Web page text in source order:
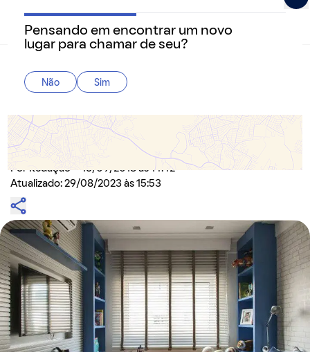
QuintoAndar Guias - Inspiração e tudo o que você
Seu quarto, seu canto, sua cara!
Até em espaços menores você consegue decorar e
deixar o ambiente com a sua personalidade
PorRedação- 16/09/2018 às 14:42
Atualizado: 29/08/2023 às 15:53
Pensando em encontrar um novo
lugar para chamar de seu?
Não Sim